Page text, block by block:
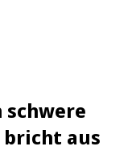
schwere
bricht aus